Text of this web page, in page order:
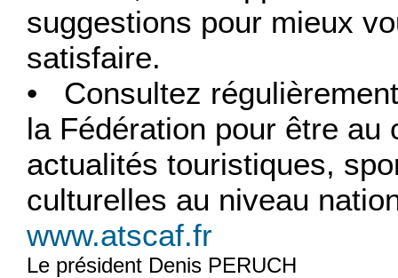
suggestions pour mieux
satisfaire.
• Consultez
la Fédération pour être au
actualités touristiques,
culturelles au niveau
www.atscaf.fr
Le président Denis PERUCH